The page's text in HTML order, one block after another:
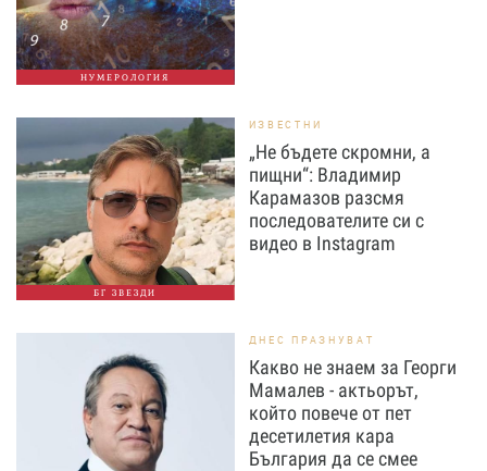
НУМЕРОЛОГИЯ
БГ ЗВЕЗДИ
ИЗВЕСТНИ
„Не бъдете скромни, а
пищни“: Владимир
Карамазов разсмя
последователите си с
видео в Instagram
ДНЕС ПРАЗНУВАТ
Какво не знаем за Георги
Мамалев - актьорът,
който повече от пет
десетилетия кара
България да се смее